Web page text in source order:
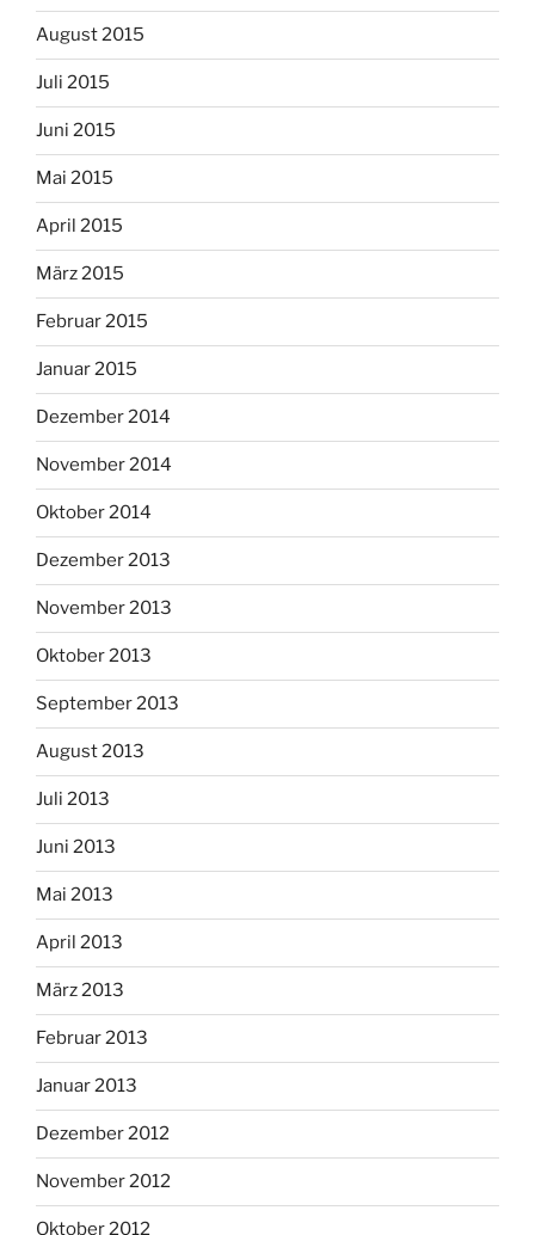
August 2015
Juli 2015
Juni 2015
Mai 2015
April 2015
März 2015
Februar 2015
Januar 2015
Dezember 2014
November 2014
Oktober 2014
Dezember 2013
November 2013
Oktober 2013
September 2013
August 2013
Juli 2013
Juni 2013
Mai 2013
April 2013
März 2013
Februar 2013
Januar 2013
Dezember 2012
November 2012
Oktober 2012